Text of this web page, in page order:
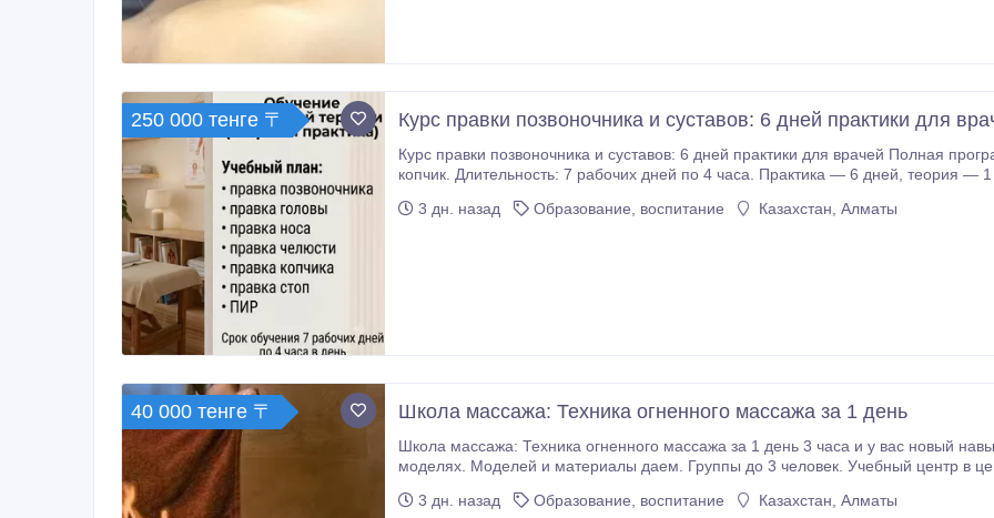
250 000 тенге 〒 Курс правки позвоночника и суставов: 6 дней практики для
Курс правки позвоночника и суставов: 6 дней практики для врачей Полная программа: позвоночник, голова, челюсть, нос, стопы,
копчик. Длительность: 7 рабочих дней по 4 часа. Практика — 6 дней, теория — 1 день. Группы максимум 3 человека. Стоимость:
3 дн. назад
Образование, воспитание Казахстан, Алматы
40 000 тенге 〒 Школа массажа: Техника огненного массажа за 1 день
Школа массажа: Техника огненного массажа за 1 день 3 часа и у вас новый навык для работы. 30% теория, 70% практика на
моделях. Моделей и материалы даем. Группы до 3 человек. Учебный центр в центре города. Время обучения подбираем
3 дн. назад
Образование, воспитание Казахстан, Алматы